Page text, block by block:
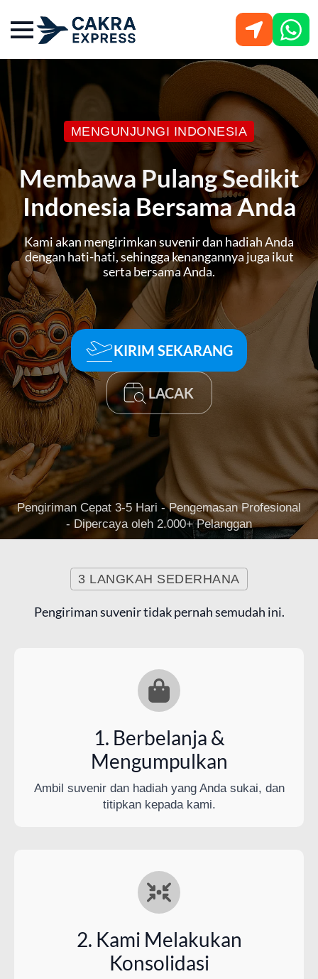
MENGUNJUNGI INDONESIA
Membawa Pulang Sedikit
Indonesia Bersama Anda
Kami akan mengirimkan suvenir dan hadiah Anda
dengan hati-hati, sehingga kenangannya juga ikut
serta bersama Anda.
KIRIM SEKARANG
LACAK
Pengiriman Cepat 3-5 Hari - Pengemasan Profesional
- Dipercaya oleh 2.000+ Pelanggan
3 LANGKAH SEDERHANA
Pengiriman suvenir tidak pernah semudah ini.
1. Berbelanja &
Mengumpulkan
Ambil suvenir dan hadiah yang Anda sukai, dan
titipkan kepada kami.
2. Kami Melakukan
Konsolidasi